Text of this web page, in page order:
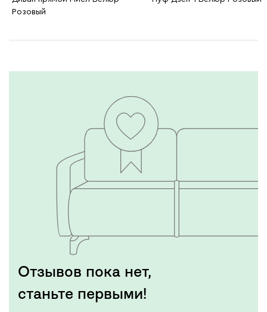
Розовый
Отзывов пока нет,
станьте первыми!